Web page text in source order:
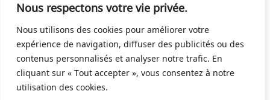
Nous respectons votre vie privée.
Nous utilisons des cookies pour améliorer votre
expérience de navigation, diffuser des publicités ou des
contenus personnalisés et analyser notre trafic. En
cliquant sur « Tout accepter », vous consentez à notre
utilisation des cookies.
Seine
Perret
Dépannage informatique à domicile à Paris 19e
Dépannage informatique à domicile à Paris 17e
Dépannage informatique à domicile – Boulogne-
Billancourt 92